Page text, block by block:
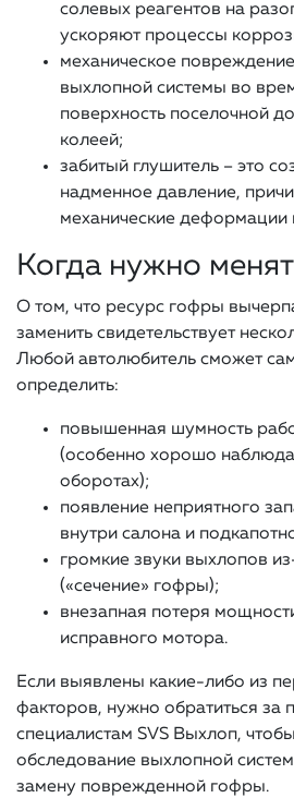
солевых реагентов на
ускоряют процессы
механическое
выхлопной системы во
поверхность поселочной
колеей;
забитый глушитель – это
надменное давление,
механические деформации
Когда нужно
О том, что ресурс гофры
заменить свидетельствует
Любой автолюбитель сможет
определить:
повышенная шумность
(особенно хорошо
оборотах);
появление неприятного
внутри салона и
громкие звуки выхлопов
(«сечение» гофры);
внезапная потеря
исправного мотора.
Если выявлены какие-либо из
факторов, нужно обратиться за
специалистам SVS Выхлоп,
обследование выхлопной
замену поврежденной гофры.